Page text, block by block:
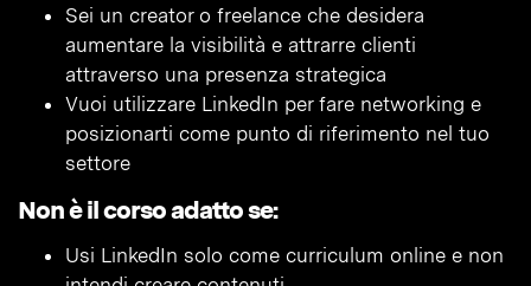
Sei un creator o freelance che desidera
aumentare la visibilità e attrarre clienti
attraverso una presenza strategica
Vuoi utilizzare LinkedIn per fare networking e
posizionarti come punto di riferimento nel tuo
settore
Non è il corso adatto se:
Usi LinkedIn solo come curriculum online e non